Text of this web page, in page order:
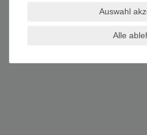
Midleton, Irland,
Auswahl
Alle